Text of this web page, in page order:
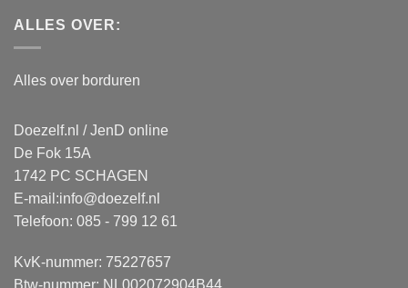
ALLES OVER:
Alles over borduren
Doezelf.nl / JenD online
De Fok 15A
1742 PC SCHAGEN
E-mail:info@doezelf.nl
Telefoon: 085 - 799 12 61
KvK-nummer: 75227657